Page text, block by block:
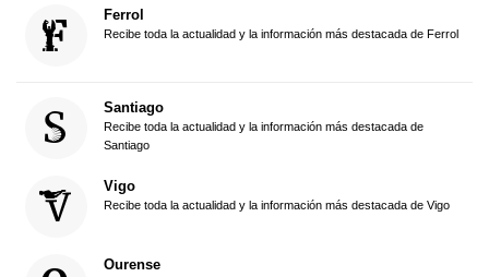
Ferrol
Recibe toda la actualidad y la información más destacada de Ferrol
Santiago
Recibe toda la actualidad y la información más destacada de
Santiago
Vigo
Recibe toda la actualidad y la información más destacada de Vigo
Ourense